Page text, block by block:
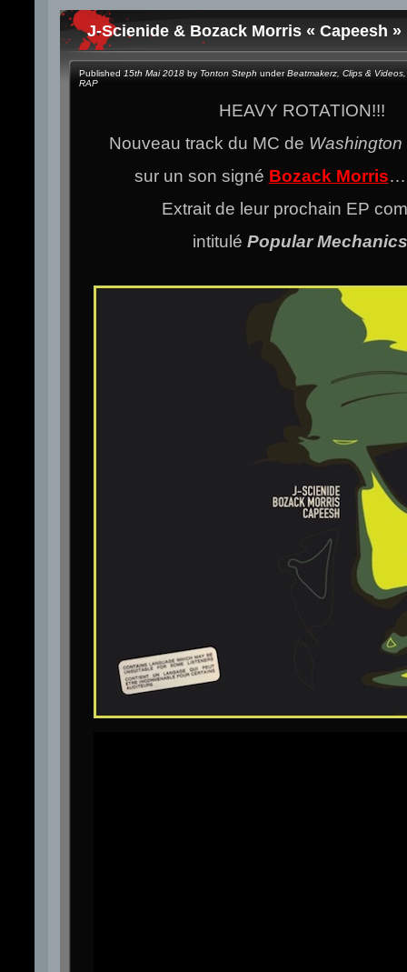
J-Scienide & Bozack Morris « Capeesh »
Published 15th Mai 2018 by Tonton Steph underBeatmakerz Clips & Videos
RAP
HEAVY ROTATION!!!
Nouveau track du MC de Washington
sur un son signé Bozack Morris
Extrait de leur prochain EP
intitulé Popular Mechanics